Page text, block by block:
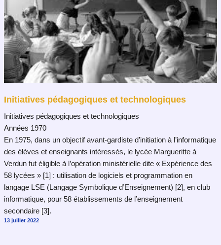
Initiatives pédagogiques et technologiques
Initiatives pédagogiques et technologiques
Années 1970
En 1975, dans un objectif avant-gardiste d’initiation à l’informatique
des élèves et enseignants intéressés, le lycée Margueritte à
Verdun fut éligible à l’opération ministérielle dite « Expérience des
58 lycées » [1] : utilisation de logiciels et programmation en
langage LSE (Langage Symbolique d’Enseignement) [2], en club
informatique, pour 58 établissements de l’enseignement
secondaire [3].
13 juillet 2022